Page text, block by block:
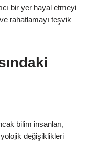
bir yer hayal etmeyi
rahatlamayı teşvik
bilim insanları,
değişiklikleri